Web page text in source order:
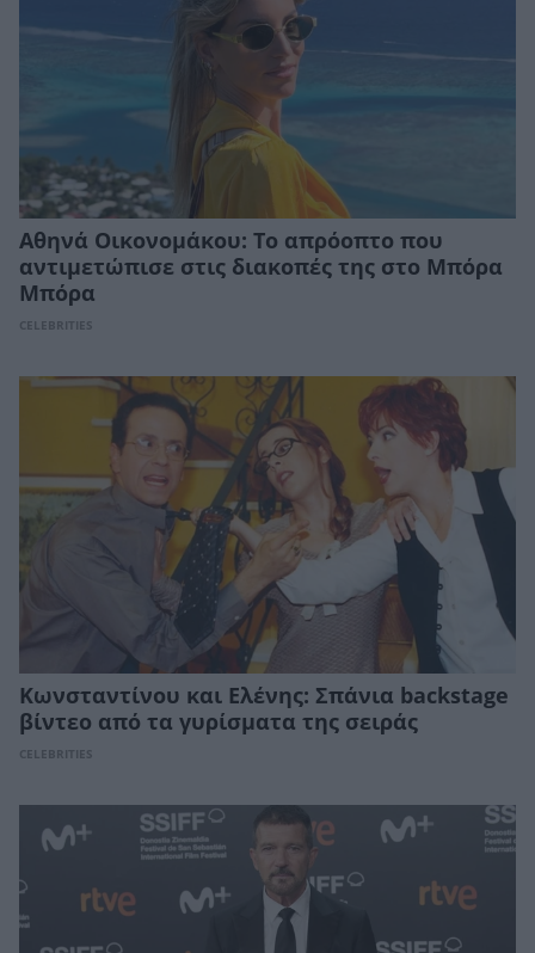
Αθηνά Οικονομάκου: Το απρόοπτο που
αντιμετώπισε στις διακοπές της στο Μπόρα
Μπόρα
CELEBRITIES
Κωνσταντίνου και Ελένης: Σπάνια backstage
βίντεο από τα γυρίσματα της σειράς
CELEBRITIES